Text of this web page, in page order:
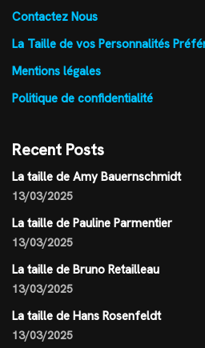
Contactez Nous
La Taille de vos Personnalités
Mentions légales
Politique de confidentialité
Recent Posts
La taille de Amy Bauernschmidt
13/03/2025
La taille de Pauline Parmentier
13/03/2025
La taille de Bruno Retailleau
13/03/2025
La taille de Hans Rosenfeldt
13/03/2025